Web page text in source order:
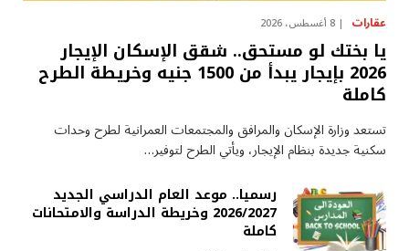
عقارات 8 أغسطس، 2026
يا بختك لو مستحق.. شقق الإسكان الإيجار
2026 بإيجار يبدأ من 1500 جنيه وخريطة الطرح
كاملة
تستعد وزارة الإسكان والمرافق والمجتمعات العمرانية لطرح وحدات
سكنية جديدة بنظام الإيجار، ويأتي الطرح لتوفير…
رسميا.. موعد العام الدراسي الجديد
2026/2027 وخريطة الدراسة والامتحانات
كاملة